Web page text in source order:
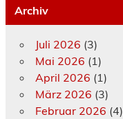
Archiv
Juli 2026 (3)
Mai 2026 (1)
April 2026 (1)
März 2026 (3)
Februar 2026 (4)